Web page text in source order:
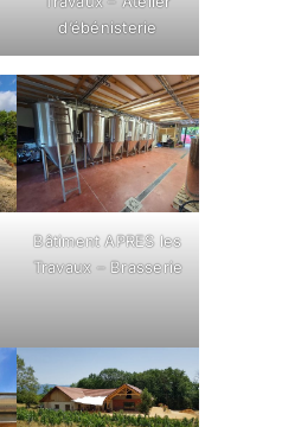
d’ébénisterie
Bâtiment APRES les
Travaux – Brasserie